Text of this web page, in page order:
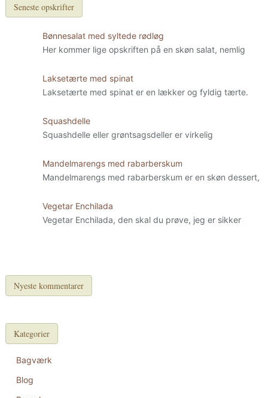
Seneste opskrifter
Bønnesalat med syltede rødløg
Her kommer lige opskriften på en skøn salat, nemlig
Laksetærte med spinat
Laksetærte med spinat er en lækker og fyldig tærte.
Squashdelle
Squashdelle eller grøntsagsdeller er virkelig
Mandelmarengs med rabarberskum
Mandelmarengs med rabarberskum er en skøn dessert,
Vegetar Enchilada
Vegetar Enchilada, den skal du prøve, jeg er sikker
Nyeste kommentarer
Kategorier
Bagværk
Blog